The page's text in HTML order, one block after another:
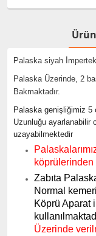
Palaska siyah
Palaska Üzerinde, 2
Bakmaktadır.
Palaska genişliğimiz 5
Uzunluğu ayarlanabilir
uzayabilmektedir
köprülerinden
Zabıta
Normal
Köprü Aparat
Üzerinde